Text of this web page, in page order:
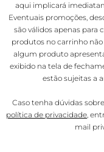
aqui implicará
Eventuais promoções,
são válidos apenas para
produtos no carrinho
algum produto
exibido na tela de
estão sujeitas a
Caso tenha dúvidas
política de privacidade,
mail